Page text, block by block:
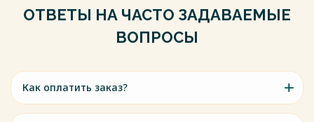
ОТВЕТЫ НА ЧАСТО ЗАДАВАЕМЫЕ
ВОПРОСЫ
Как оплатить заказ?